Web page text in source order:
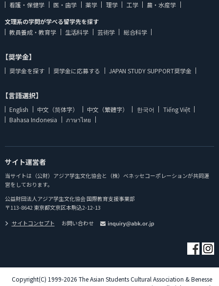
看護・保健学
医・歯学 薬学 理学 工学
農・水産学
文理系の学問が学べる留学先を探す
教員養成・教育学
生活科学 芸術学 総合科学
【奨学金】
奨学金を探す 奨学金に応募する JAPAN STUDY SUPPORT奨学金
【言語選択】
English 中文（简体字） 中文（繁體字） 한국어
Tiếng Việt
Bahasa Indonesia
ภาษาไทย
サイト運営者
当サイトは（公財）アジア学生文化協会と（株）ベネッセコーポレーションが共同運
営をしております。
公益財団法人アジア学生文化協会 国際教育支援事業部
〒113-8642 東京都文京区本駒込2-12-13
サイトコンセプト
お問い合わせ
Copyright(C) 1999-2026 The Asian Students Cultural Association & Benesse